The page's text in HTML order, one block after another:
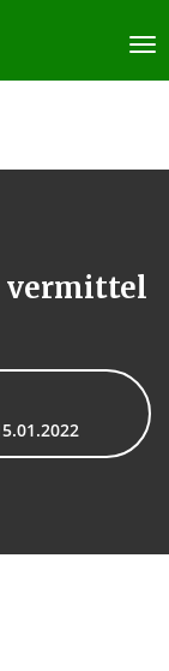
vermittel